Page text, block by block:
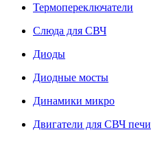
Термопереключатели
Слюда для СВЧ
Диоды
Диодные мосты
Динамики микро
Двигатели для СВЧ печи